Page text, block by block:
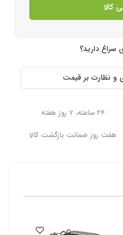
کالا
سراغ دارید؟
و نظارت بر قیمت
۲۴ ساعته، ۷ روز هفته
هفت روز ضمانت بازگشت کالا